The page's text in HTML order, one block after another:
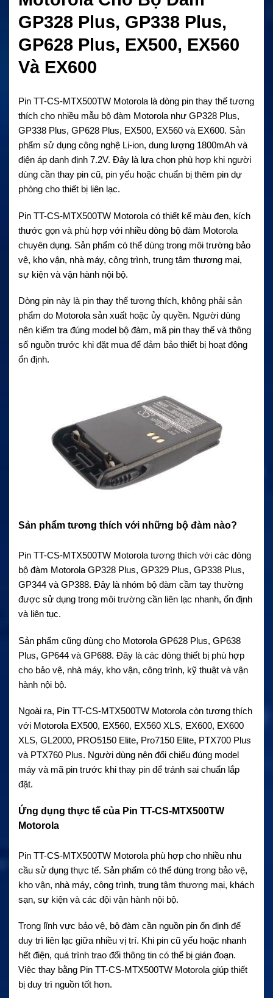
GP328 Plus, GP338 Plus,
GP628 Plus, EX500, EX560
Và EX600
Pin TT-CS-MTX500TW Motorola là dòng pin thay thế tương
thích cho nhiều mẫu bộ đàm Motorola như GP328 Plus,
GP338 Plus, GP628 Plus, EX500, EX560 và EX600. Sản
phẩm sử dụng công nghệ Li-ion, dung lượng 1800mAh và
điện áp danh định 7.2V. Đây là lựa chọn phù hợp khi người
dùng cần thay pin cũ, pin yếu hoặc chuẩn bị thêm pin dự
phòng cho thiết bị liên lạc.
Pin TT-CS-MTX500TW Motorola có thiết kế màu đen, kích
thước gọn và phù hợp với nhiều dòng bộ đàm Motorola
chuyên dụng. Sản phẩm có thể dùng trong môi trường bảo
vệ, kho vận, nhà máy, công trình, trung tâm thương mại,
sự kiện và vận hành nội bộ.
Dòng pin này là pin thay thế tương thích, không phải sản
phẩm do Motorola sản xuất hoặc ủy quyền. Người dùng
nên kiểm tra đúng model bộ đàm, mã pin thay thế và thông
số nguồn trước khi đặt mua để đảm bảo thiết bị hoạt động
ổn định.
Sản phẩm tương thích với những bộ đàm nào?
Pin TT-CS-MTX500TW Motorola tương thích với các dòng
bộ đàm Motorola GP328 Plus, GP329 Plus, GP338 Plus,
GP344 và GP388. Đây là nhóm bộ đàm cầm tay thường
được sử dụng trong môi trường cần liên lạc nhanh, ổn định
và liên tục.
Sản phẩm cũng dùng cho Motorola GP628 Plus, GP638
Plus, GP644 và GP688. Đây là các dòng thiết bị phù hợp
cho bảo vệ, nhà máy, kho vận, công trình, kỹ thuật và vận
hành nội bộ.
Ngoài ra, Pin TT-CS-MTX500TW Motorola còn tương thích
với Motorola EX500, EX560, EX560 XLS, EX600, EX600
XLS, GL2000, PRO5150 Elite, Pro7150 Elite, PTX700 Plus
và PTX760 Plus. Người dùng nên đối chiếu đúng model
máy và mã pin trước khi thay pin để tránh sai chuẩn lắp
đặt.
Ứng dụng thực tế của Pin TT-CS-MTX500TW
Motorola
Pin TT-CS-MTX500TW Motorola phù hợp cho nhiều nhu
cầu sử dụng thực tế. Sản phẩm có thể dùng trong bảo vệ,
kho vận, nhà máy, công trình, trung tâm thương mại, khách
sạn, sự kiện và các đội vận hành nội bộ.
Trong lĩnh vực bảo vệ, bộ đàm cần nguồn pin ổn định để
duy trì liên lạc giữa nhiều vị trí. Khi pin cũ yếu hoặc nhanh
hết điện, quá trình trao đổi thông tin có thể bị gián đoạn.
Việc thay bằng Pin TT-CS-MTX500TW Motorola giúp thiết
bị duy trì nguồn tốt hơn.